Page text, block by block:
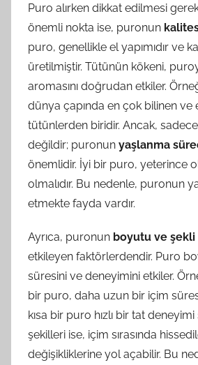
Puro alırken dikkat edilmesi
önemli nokta ise, puronun
puro, genellikle el yapımıdır ve
üretilmiştir. Tütünün kökeni,
aromasını doğrudan etkiler.
dünya çapında en çok bilinen ve
tütünlerden biridir. Ancak,
değildir; puronun yaşlanma
önemlidir. İyi bir puro, yeterince
olmalıdır. Bu nedenle, puronun
etmekte fayda vardır.
Ayrıca, puronun boyutu ve şekli
etkileyen faktörlerdendir. Puro
süresini ve deneyimini etkiler.
bir puro, daha uzun bir içim
kısa bir puro hızlı bir tat
şekilleri ise, içim sırasında
değişikliklerine yol açabilir. Bu